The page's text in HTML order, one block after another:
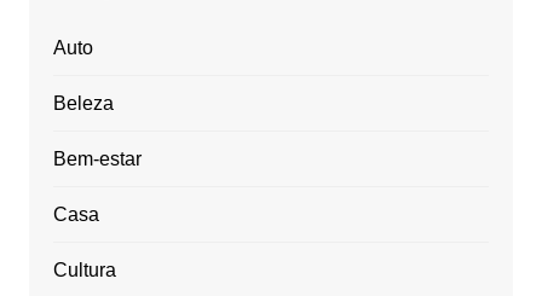
Auto
Beleza
Bem-estar
Casa
Cultura